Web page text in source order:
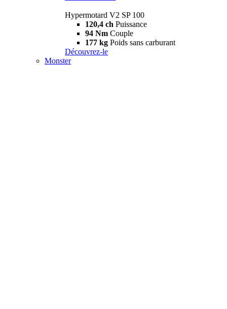
Hypermotard V2 SP 100
120,4 ch Puissance
94 Nm Couple
177 kg Poids sans carburant
Découvrez-le
Monster